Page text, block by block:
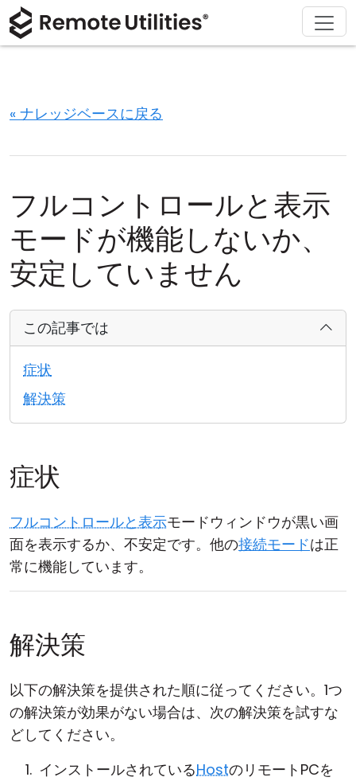
« ナレッジベースに戻る
フルコントロールと表示
モードが機能しないか、
安定していません
この記事では
症状
解決策
症状
フルコントロールと表示モードウィンドウが黒い画
面を表示するか、不安定です。他の接続モードは正
常に機能しています。
解決策
以下の解決策を提供された順に従ってください。1つ
の解決策が効果がない場合は、次の解決策を試すな
どしてください。
インストールされているHostのリモートPCを
製品
接続モード
無人アクセス
MSI 設定
クラウド＆オンプレミス
ソリューション
情報技術
ダウンロード
購入
サポート
会社概要